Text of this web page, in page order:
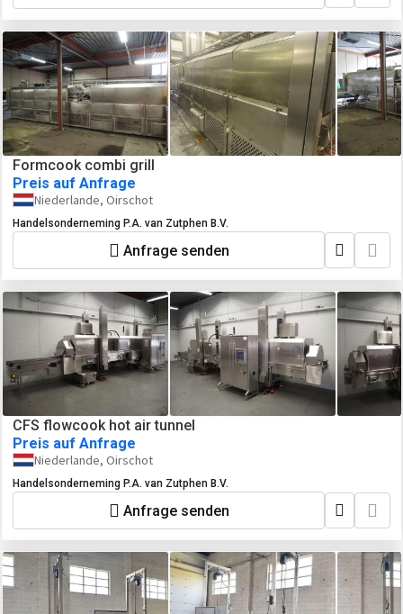
Formcook combi grill
Preis auf Anfrage
Niederlande, Oirschot
Handelsonderneming P.A. van Zutphen B.V.
Anfrage senden
CFS flowcook hot air tunnel
Preis auf Anfrage
Niederlande, Oirschot
Handelsonderneming P.A. van Zutphen B.V.
Anfrage senden